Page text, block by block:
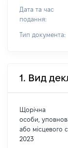
Дата та час
подання:
Тип документа:
1. Вид
Щорічна
особи,
або місцевого
2023